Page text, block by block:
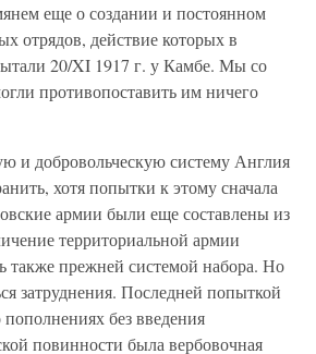
еще о создании и постоянном
отрядов, действие которых в
20/XI 1917 г. у Камбе. Мы со
противопоставить им ничего
и добровольческую систему Англия
хотя попытки к этому сначала
армии были еще составлены из
территориальной армии
также прежней системой набора. Но
затруднения. Последней попыткой
без введения
повинности была вербовочная